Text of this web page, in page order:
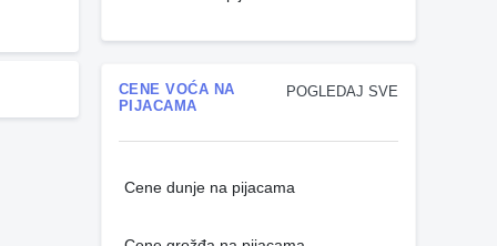
POGLEDAJ SVE
CENE VOĆA NA
PIJACAMA
Cene dunje na pijacama